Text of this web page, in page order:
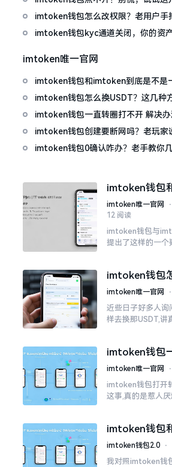
imtoken钱包怎么改权限？老用户手
人
imtoken钱包kyc通道关闭，你的资产
imtoken唯一官网
imtoken钱包和imtoken到底是不是
看完就懂了
imtoken钱包怎么换USDT？这几种
imtoken钱包一直转圈打不开 解决办
imtoken钱包创建要断网吗？老玩家
imtoken钱包0确认咋办？老手教你
imtoken钱包
是不是一回事
imtoken唯一官网 ⋅
12 阅读
imtoken钱包与
提出了这样的一个
同一个物品
imtoken钱包
几种方法你得
imtoken唯一官网 ⋅
近些日子好多人
样去换那USDT,讲
imtoken钱包
解决办法分享
imtoken唯一官网 ⋅
imtoken钱包打开
这事,真的是惹人厌
大家说法不尽相同
imtoken钱包
谁更安全？老
imtoken钱包2.0 ⋅
我对照imtoken钱